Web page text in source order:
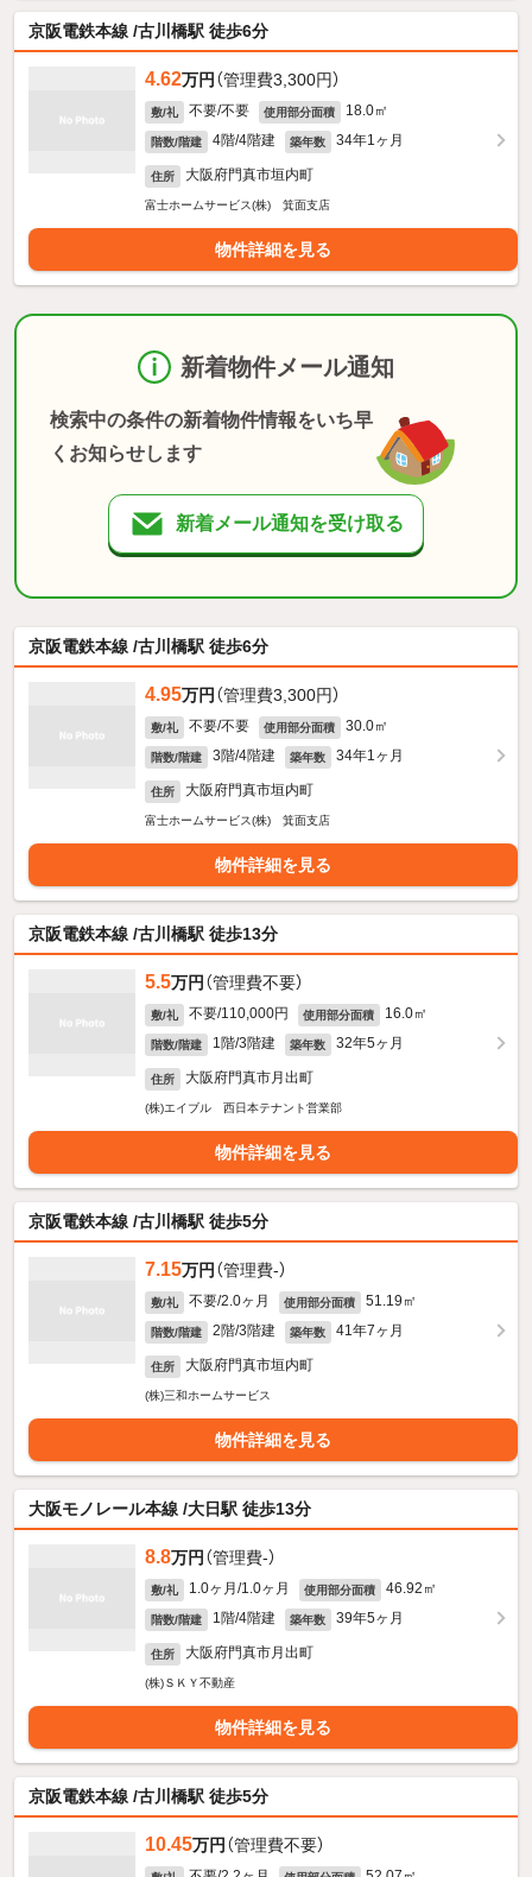
京阪電鉄本線 /古川橋駅 徒歩6分
4.62万円 （管理費3,300円）
敷/礼 不要/不要 使用部分面積 18.0㎡
階数/階建 4階/4階建 築年数 34年1ヶ月
住所 大阪府門真市垣内町
富士ホームサービス(株) 箕面支店
物件詳細を見る
新着物件メール通知
検索中の条件の新着物件情報をいち早
くお知らせします
新着メール通知を受け取る
京阪電鉄本線 /古川橋駅 徒歩6分
4.95万円 （管理費3,300円）
敷/礼 不要/不要 使用部分面積 30.0㎡
階数/階建 3階/4階建 築年数 34年1ヶ月
住所 大阪府門真市垣内町
富士ホームサービス(株) 箕面支店
物件詳細を見る
京阪電鉄本線 /古川橋駅 徒歩13分
5.5万円 （管理費不要）
敷/礼 不要/110,000円 使用部分面積 16.0㎡
階数/階建 1階/3階建 築年数 32年5ヶ月
住所 大阪府門真市月出町
(株)エイブル 西日本テナント営業部
物件詳細を見る
京阪電鉄本線 /古川橋駅 徒歩5分
7.15万円 （管理費-）
敷/礼 不要/2.0ヶ月 使用部分面積 51.19㎡
階数/階建 2階/3階建 築年数 41年7ヶ月
住所 大阪府門真市垣内町
(株)三和ホームサービス
物件詳細を見る
大阪モノレール本線 /大日駅 徒歩13分
8.8万円 （管理費-）
敷/礼 1.0ヶ月/1.0ヶ月 使用部分面積 46.92㎡
階数/階建 1階/4階建 築年数 39年5ヶ月
住所 大阪府門真市月出町
(株)ＳＫＹ不動産
物件詳細を見る
京阪電鉄本線 /古川橋駅 徒歩5分
10.45万円 （管理費不要）